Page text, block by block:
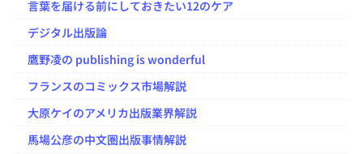
言葉を届ける前にしておきたい12のケア
デジタル出版論
鷹野凌の publishing is wonderful
フランスのコミックス市場解説
大原ケイのアメリカ出版業界解説
馬場公彦の中文圏出版事情解説